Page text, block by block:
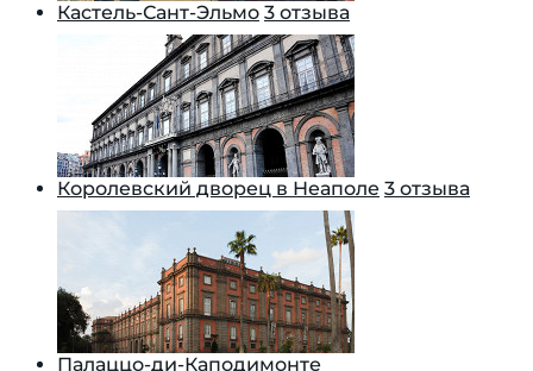
Кастель-Сант-Эльмо 3 отзыва
Королевский дворец в Неаполе 3 отзыва
Палаццо-ди-Каподимонте